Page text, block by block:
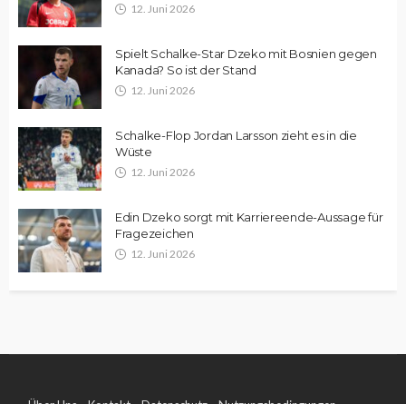
12. Juni 2026
Spielt Schalke-Star Dzeko mit Bosnien gegen
Kanada? So ist der Stand
12. Juni 2026
Schalke-Flop Jordan Larsson zieht es in die
Wüste
12. Juni 2026
Edin Dzeko sorgt mit Karriereende-Aussage für
Fragezeichen
12. Juni 2026